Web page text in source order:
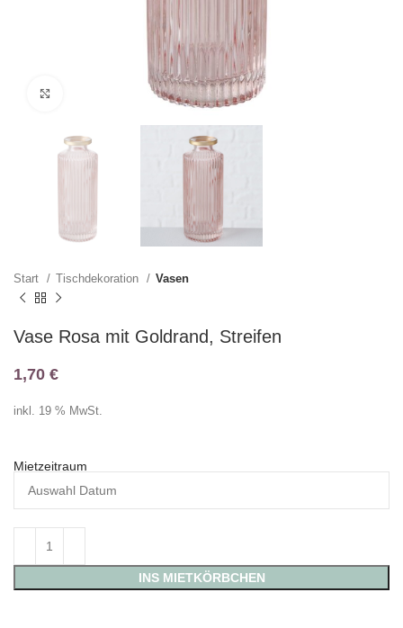
Klicken zum Vergrößern
Start Tischdekoration Vasen
Vase Rosa mit Goldrand, Streifen
1,70 €
inkl. 19 % MwSt.
Mietzeitraum
INS MIETKÖRBCHEN